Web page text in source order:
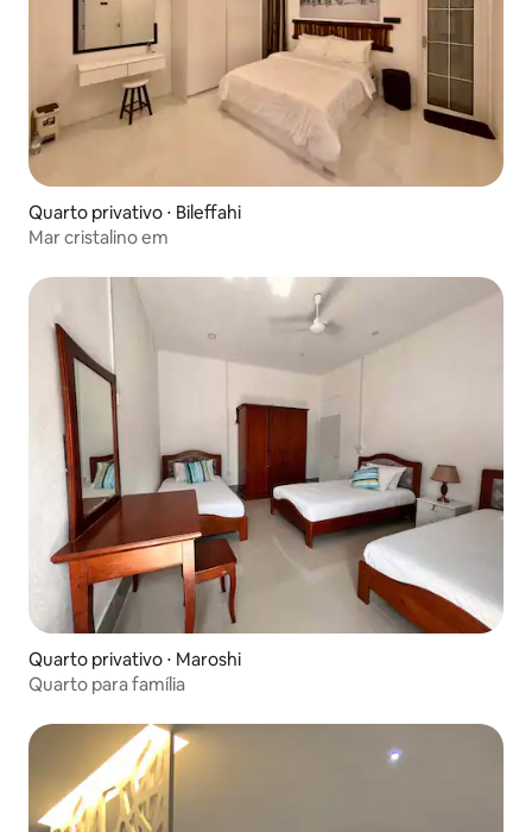
Quarto privativo ⋅ Bileffahi
Mar cristalino em
Quarto privativo ⋅ Maroshi
Quarto para família